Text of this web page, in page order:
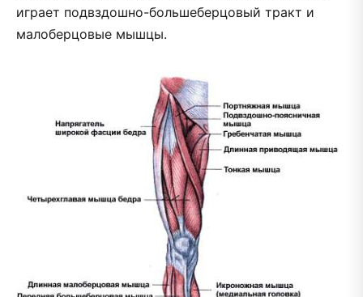
играет подвздошно-большеберцовый тракт и
малоберцовые мышцы.